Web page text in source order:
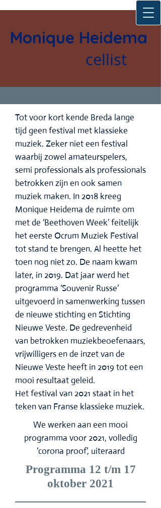
Monique Heidema
cellist
Tot voor kort kende Breda lange
tijd geen festival met klassieke
muziek. Zeker niet een festival
waarbij zowel amateurspelers,
semi professionals als professionals
betrokken zijn en ook samen
muziek maken. In 2018 kreeg
Monique Heidema de ruimte om
met de ‘Beethoven Week’ feitelijk
het eerste Ocrum Muziek Festival
tot stand te brengen. Al heette het
toen nog niet zo. De naam kwam
later, in 2019. Dat jaar werd het
programma ‘Souvenir Russe’
uitgevoerd in samenwerking tussen
de nieuwe stichting en Stichting
Nieuwe Veste. De gedrevenheid
van betrokken muziekbeoefenaars,
vrijwilligers en de inzet van de
Nieuwe Veste heeft in 2019 tot een
mooi resultaat geleid.
Het festival van 2021 staat in het
teken van Franse klassieke muziek.
We werken aan een mooi
programma voor 2021, volledig
‘corona proof’, uiteraard
Programma 12 t/m 17
oktober 2021